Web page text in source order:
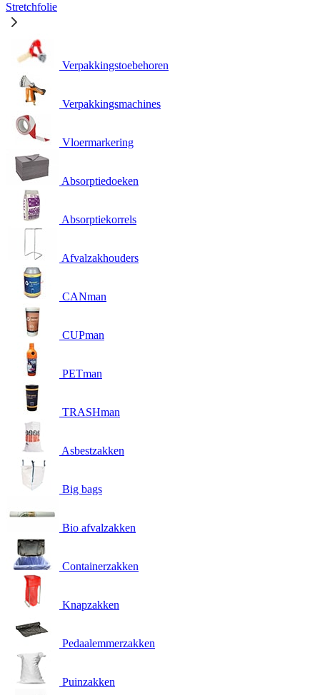
Stretchfolie
Verpakkingstoebehoren
Verpakkingsmachines
Vloermarkering
Absorptiedoeken
Absorptiekorrels
Afvalzakhouders
CANman
CUPman
PETman
TRASHman
Asbestzakken
Big bags
Bio afvalzakken
Containerzakken
Knapzakken
Pedaalemmerzakken
Puinzakken